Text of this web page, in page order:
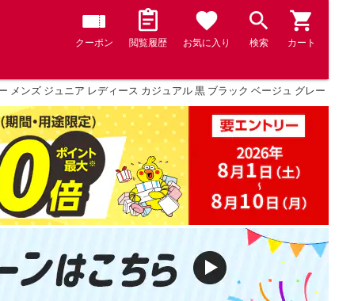
クーポン 閲覧履歴 お気に入り 検索 カート
メンズ ジュニア レディース カジュアル 黒 ブラック ベージュ グレー ネイ